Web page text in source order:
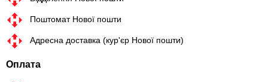
Поштомат Нової пошти
Адресна доставка (кур'єр Нової пошти)
Оплата